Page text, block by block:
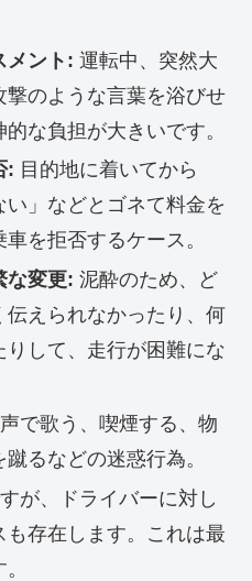
メント: 運転中、突然大
のような言葉を浴びせ
な負担が大きいです。
: 目的地に着いてから
い」などとゴネて料金を
を拒否するケース。
な変更: 泥酔のため、ど
伝えられなかったり、何
りして、走行が困難にな
で歌う、喫煙する、物
るなどの迷惑行為。
が、ドライバーに対し
存在します。これは最